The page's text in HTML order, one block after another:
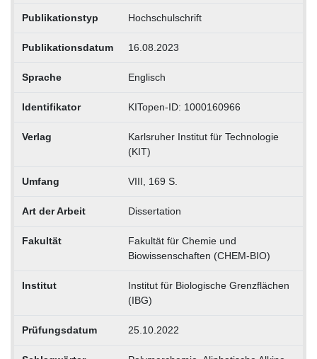
Publikationstyp Hochschulschrift
Publikationsdatum 16.08.2023
Sprache Englisch
Identifikator KITopen-ID: 1000160966
Verlag
Karlsruher Institut für Technologie
(KIT)
Umfang VIII, 169 S.
Art der Arbeit Dissertation
Fakultät
Fakultät für Chemie und
Biowissenschaften (CHEM-BIO)
Institut
Institut für Biologische Grenzflächen
(IBG)
Prüfungsdatum 25.10.2022